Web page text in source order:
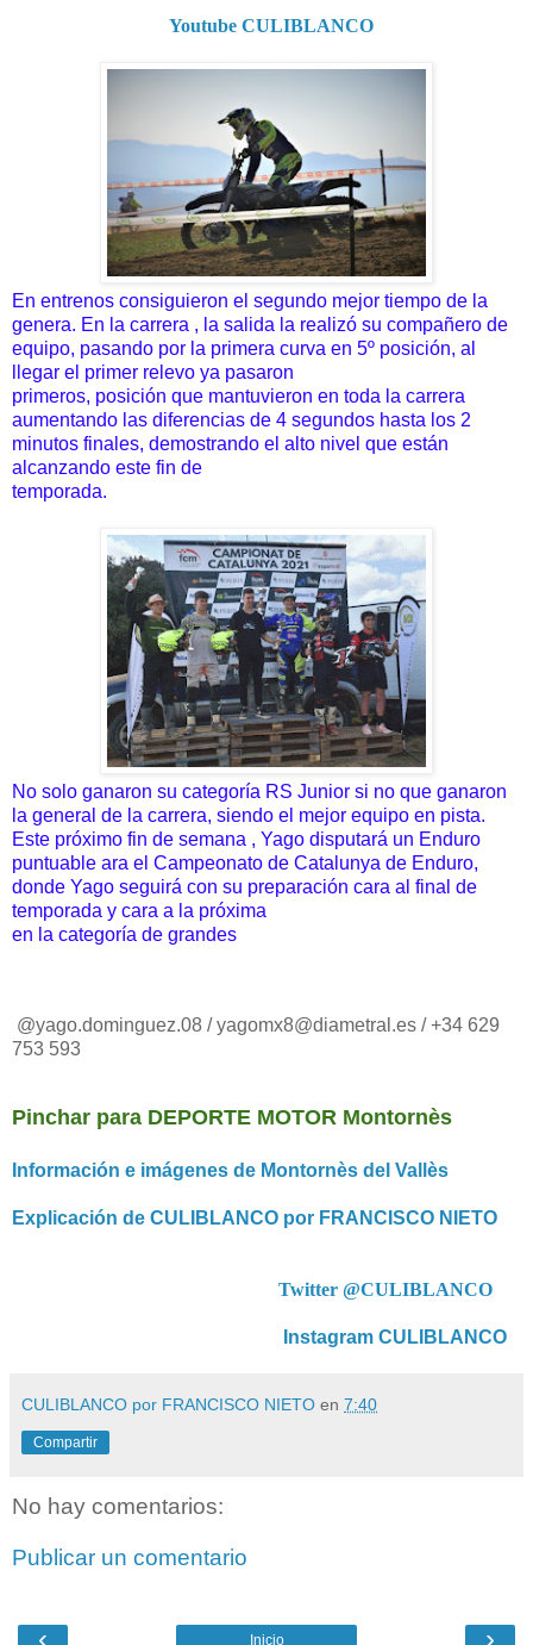
Youtube CULIBLANCO
En entrenos consiguieron el segundo mejor tiempo de la
genera. En la carrera , la salida la realizó su compañero de
equipo, pasando por la primera curva en 5º posición, al
llegar el primer relevo ya pasaron
primeros, posición que mantuvieron en toda la carrera
aumentando las diferencias de 4 segundos hasta los 2
minutos finales, demostrando el alto nivel que están
alcanzando este fin de
temporada.
No solo ganaron su categoría RS Junior si no que ganaron
la general de la carrera, siendo el mejor equipo en pista.
Este próximo fin de semana , Yago disputará un Enduro
puntuable ara el Campeonato de Catalunya de Enduro,
donde Yago seguirá con su preparación cara al final de
temporada y cara a la próxima
en la categoría de grandes
@yago.dominguez.08 / yagomx8@diametral.es / +34 629
753 593
Pinchar para DEPORTE MOTOR Montornès
Información e imágenes de Montornès del Vallès
Explicación de CULIBLANCO por FRANCISCO NIETO
Twitter @CULIBLANCO
Instagram CULIBLANCO
CULIBLANCO por FRANCISCO NIETO en 7:40
Compartir
No hay comentarios:
Publicar un comentario
‹ ›
Inicio